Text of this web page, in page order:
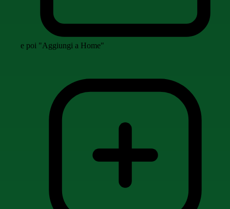
e poi "Aggiungi a Home"